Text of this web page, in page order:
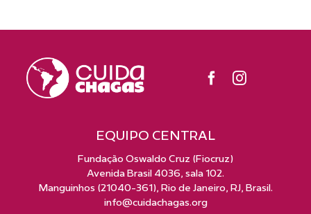
EQUIPO CENTRAL
Fundação Oswaldo Cruz (Fiocruz)
Avenida Brasil 4036, sala 102.
Manguinhos (21040-361), Rio de Janeiro, RJ, Brasil.
info@cuidachagas.org